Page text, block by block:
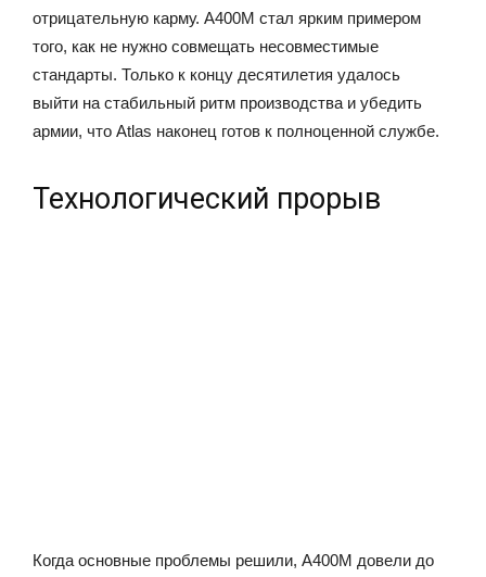
отрицательную карму. A400M стал ярким примером
того, как не нужно совмещать несовместимые
стандарты. Только к концу десятилетия удалось
выйти на стабильный ритм производства и убедить
армии, что Atlas наконец готов к полноценной службе.
Технологический прорыв
Когда основные проблемы решили, A400M довели до